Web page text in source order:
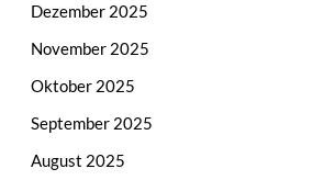
Dezember 2025
November 2025
Oktober 2025
September 2025
August 2025